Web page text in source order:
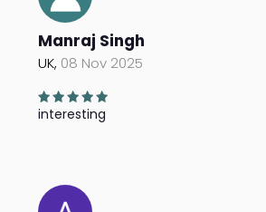
Manraj Singh
UK, 08 Nov 2025
interesting